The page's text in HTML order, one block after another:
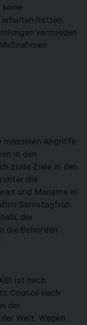
hätten.
vermieden
massiven Angriffe
in den
zivile Ziele in den
die
und Manama in
Samstagfrüh
der
die Behörden
ist nach
Council nach
der
Welt. Wegen